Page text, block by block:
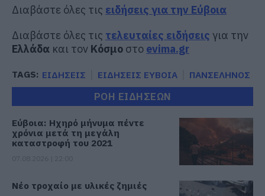
Διαβάστε όλες τις ειδήσεις για την Εύβοια
Διαβάστε όλες τις τελευταίες ειδήσεις για την
Ελλάδα και τον Κόσμο στο evima.gr
TAGS: ΕΙΔΗΣΕΙΣ ΕΙΔΗΣΕΙΣ ΕΥΒΟΙΑ ΠΑΝΣΕΛΗΝΟΣ
ΡΟΗ ΕΙΔΗΣΕΩΝ
Εύβοια: Ηχηρό μήνυμα πέντε
χρόνια μετά τη μεγάλη
καταστροφή του 2021
Νέο τροχαίο με υλικές ζημιές